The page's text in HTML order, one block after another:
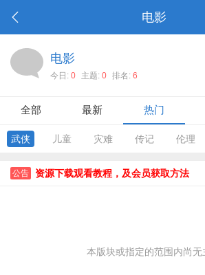
电影
电影
今日: 0 主题: 0 排名: 6
全部 最新 热门
武侠 儿童 灾难 传记 伦理
公告 资源下载观看教程，及会员获取方法
本版块或指定的范围内尚无